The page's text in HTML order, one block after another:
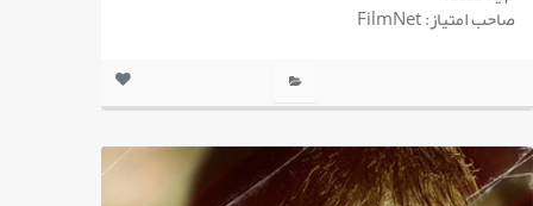
صاحب امتیاز: FilmNet